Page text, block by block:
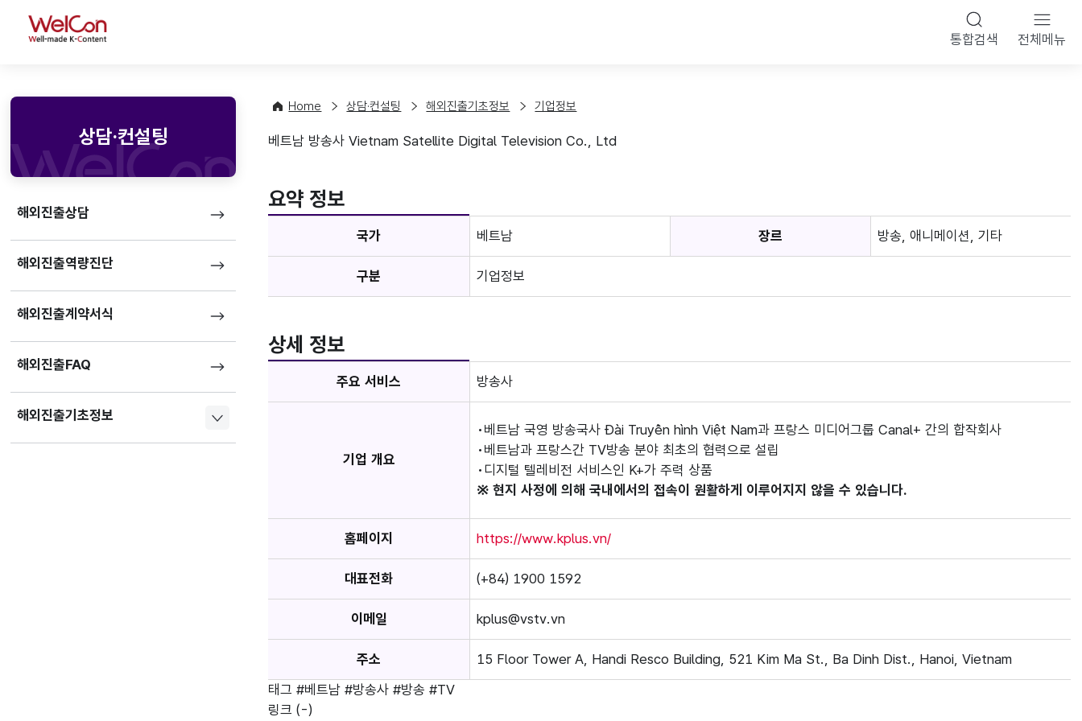
WelCon 통합검색 전체메뉴
상담·컨설팅
해외진출상담
해외진출역량진단
해외진출계약서식
해외진출FAQ
해외진출기초정보
Home 상담·컨설팅 해외진출기초정보 기업정보
기업정보
베트남 방송사 Vietnam Satellite Digital Television Co., Ltd
요약 정보
국가 베트남 장르 방송, 애니메이션, 기타
구분 기업정보
상세 정보
주요 서비스 방송사
기업 개요
베트남 국영 방송국사 Đài Truyền hình Việt Nam과 프랑스 미디어그룹 Canal+ 간의 합작회사
베트남과 프랑스간 TV방송 분야 최초의 협력으로 설립
디지털 텔레비전 서비스인 K+가 주력 상품
※ 현지 사정에 의해 국내에서의 접속이 원활하게 이루어지지 않을 수 있습니다.
홈페이지 https://www.kplus.vn/
대표전화 (+84) 1900 1592
이메일 kplus@vstv.vn
주소
15 Floor Tower A, Handi Resco Building, 521 Kim Ma St., Ba Dinh Dist., Hanoi, Vietnam
태그 #베트남 #방송사 #방송 #TV
링크 (-)